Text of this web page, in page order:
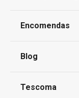
Livro de
Encomendas
Perguntas
Blog
Tescoma